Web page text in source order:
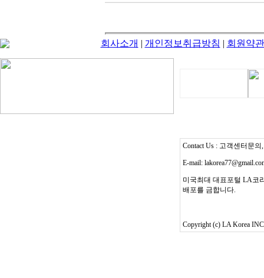
회사소개 | 개인정보취급방침 | 회원약관
Contact Us : 고객센터문의
E-mail:
미국최대 대표포털 LA코
배포를 금합니다.
Copyright (c) LA Korea